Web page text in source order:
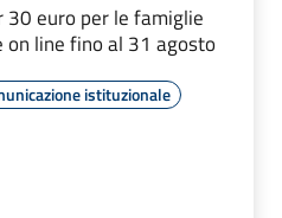
euro per le famiglie
line fino al 31 agosto
istituzionale